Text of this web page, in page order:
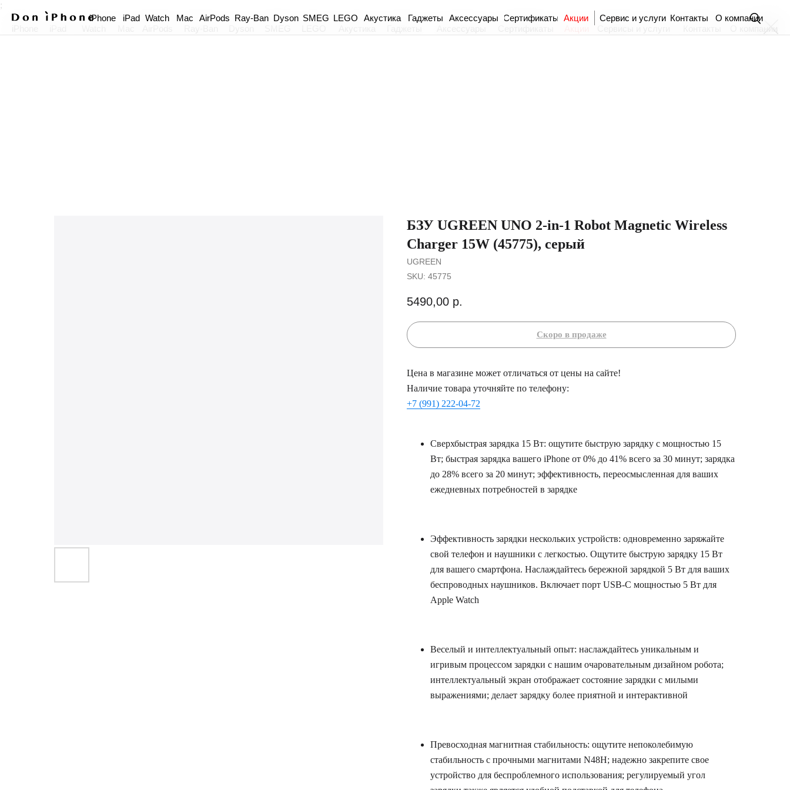
;
Сервис и услуги Контакты О компании
Аксессуары
Гаджеты
Акустика
Dyson
AirPods Ray-Ban LEGO
SMEG
Mac
Watch
iPad
iPhone Сертификаты Акции
БЗУ UGREEN UNO 2-in-1 Robot Magnetic Wireless
Charger 15W (45775), серый
UGREEN
SKU: 45775
5490,00 р.
Цена в магазине может отличаться от цены на сайте!
Наличие товара уточняйте по телефону:
+7 (991) 222-04-72
Сверхбыстрая зарядка 15 Вт: ощутите быструю зарядку с мощностью 15
Вт; быстрая зарядка вашего iPhone от 0% до 41% всего за 30 минут; зарядка
до 28% всего за 20 минут; эффективность, переосмысленная для ваших
ежедневных потребностей в зарядке
Эффективность зарядки нескольких устройств: одновременно заряжайте
свой телефон и наушники с легкостью. Ощутите быструю зарядку 15 Вт
для вашего смартфона. Наслаждайтесь бережной зарядкой 5 Вт для ваших
беспроводных наушников. Включает порт USB-C мощностью 5 Вт для
Apple Watch
Веселый и интеллектуальный опыт: наслаждайтесь уникальным и
игривым процессом зарядки с нашим очаровательным дизайном робота;
интеллектуальный экран отображает состояние зарядки с милыми
выражениями; делает зарядку более приятной и интерактивной
Превосходная магнитная стабильность: ощутите непоколебимую
стабильность с прочными магнитами N48H; надежно закрепите свое
устройство для беспроблемного использования; регулируемый угол